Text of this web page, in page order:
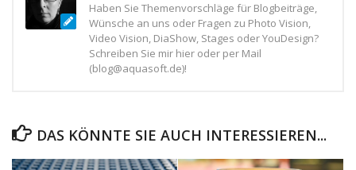
Haben Sie Themenvorschläge für Blogbeiträge,
Wünsche an uns oder Fragen zu Photo Vision,
Video Vision, DiaShow, Stages oder YouDesign?
Schreiben Sie mir hier oder per Mail
(blog@aquasoft.de)!
DAS KÖNNTE SIE AUCH INTERESSIEREN...